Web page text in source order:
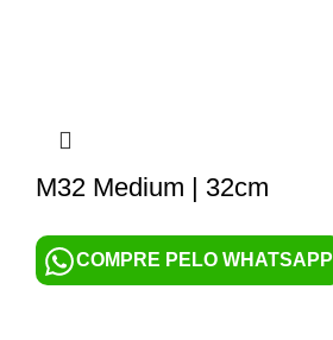
M32 Medium | 32cm
COMPRE PELO WHATSAPP